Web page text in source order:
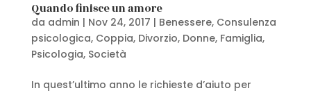
Quando finisce un amore
da admin | Nov 24, 2017 | Benessere, Consulenza
psicologica, Coppia, Divorzio, Donne, Famiglia,
Psicologia, Società
In quest’ultimo anno le richieste d’aiuto per